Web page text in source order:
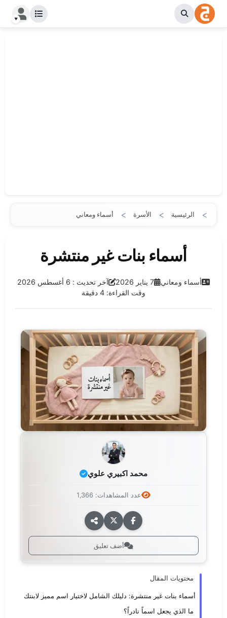
أسماء ومعاني الأسرة الرئيسية
أسماء بنات غير منتشرة
الفئة:أسماء ومعانيتاريخ النشر:
7 يناير 2026 آخر تحديث:
آخر تحديث : 6 أغسطس 2026
وقت القراءة: 4 دقيقة
محمد اكبيري علوي
عدد المشاهدات: 1,366
أضف تعليق
محتويات المقال
أسماء بنات غير منتشرة: دليلك الشامل لاختيار اسم مميز لابنتك
ما الذي يجعل اسماً نادراً؟